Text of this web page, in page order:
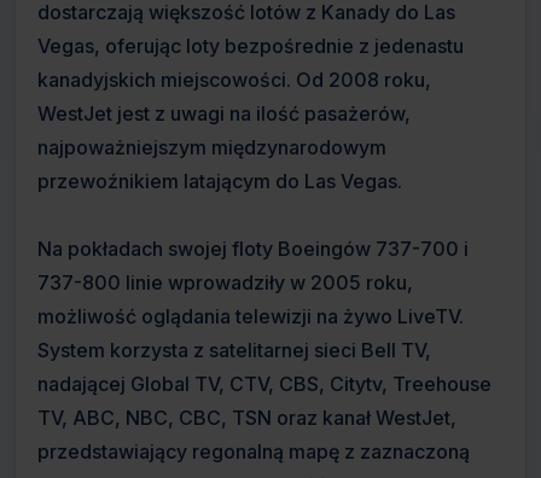
dostarczają większość lotów z Kanady do Las
Vegas, oferując loty bezpośrednie z jedenastu
kanadyjskich miejscowości. Od 2008 roku,
WestJet jest z uwagi na ilość pasażerów,
najpoważniejszym międzynarodowym
przewoźnikiem latającym do Las Vegas.
Na pokładach swojej floty Boeingów 737-700 i
737-800 linie wprowadziły w 2005 roku,
możliwość oglądania telewizji na żywo LiveTV.
System korzysta z satelitarnej sieci Bell TV,
nadającej Global TV, CTV, CBS, Citytv, Treehouse
TV, ABC, NBC, CBC, TSN oraz kanał WestJet,
przedstawiający regonalną mapę z zaznaczoną